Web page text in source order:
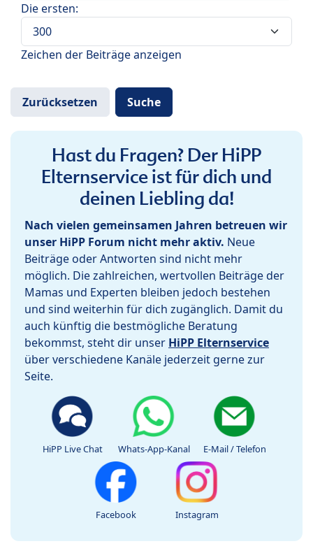
Die ersten:
Zeichen der Beiträge anzeigen
Hast du Fragen? Der HiPP
Elternservice ist für dich und
deinen Liebling da!
Nach vielen gemeinsamen Jahren betreuen wir
unser HiPP Forum nicht mehr aktiv. Neue
Beiträge oder Antworten sind nicht mehr
möglich. Die zahlreichen, wertvollen Beiträge der
Mamas und Experten bleiben jedoch bestehen
und sind weiterhin für dich zugänglich. Damit du
auch künftig die bestmögliche Beratung
bekommst, steht dir unser HiPP Elternservice
über verschiedene Kanäle jederzeit gerne zur
Seite.
HiPP Live Chat Whats-App-Kanal E-Mail / Telefon
Facebook Instagram